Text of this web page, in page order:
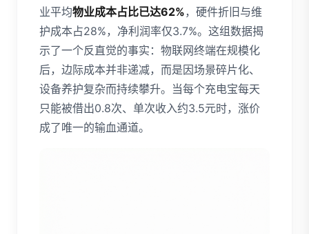
业平均物业成本占比已达62%，硬件折旧与维
护成本占28%，净利润率仅3.7%。这组数据揭
示了一个反直觉的事实：物联网终端在规模化
后，边际成本并非递减，而是因场景碎片化、
设备养护复杂而持续攀升。当每个充电宝每天
只能被借出0.8次、单次收入约3.5元时，涨价
成了唯一的输血通道。